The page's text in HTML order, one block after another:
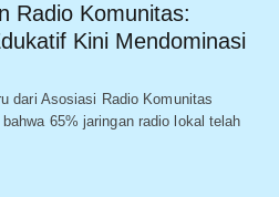
Radio Komunitas:
Kini Mendominasi
dari Asosiasi Radio Komunitas
65% jaringan radio lokal telah